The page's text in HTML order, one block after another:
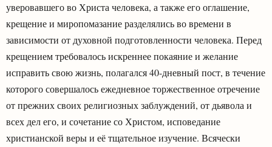
уверовавшего во Христа человека, а также его оглашение,
крещение и миропомазание разделялись во времени в
зависимости от духовной подготовленности человека. Перед
крещением требовалось искреннее покаяние и желание
исправить свою жизнь, полагался 40-дневный пост, в течение
которого совершалось ежедневное торжественное отречение
от прежних своих религиозных заблуждений, от дьявола и
всех дел его, и сочетание со Христом, исповедание
христианской веры и её тщательное изучение. Всячески